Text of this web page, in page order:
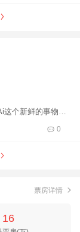
这个新鲜的事物结
影叙事主角的父亲
象也完全是个反面
不下去，在妻子怀
是，后期父亲训练
是从自己的亲身经
0
票房详情
16